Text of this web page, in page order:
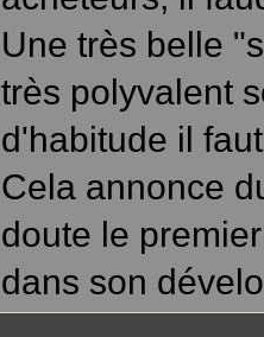
Une très belle
très polyvalent
d'habitude il
Cela annonce
doute le
dans son